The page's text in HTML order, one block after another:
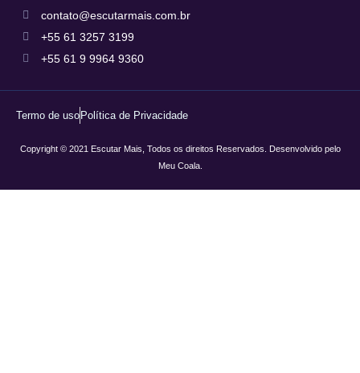
contato@escutarmais.com.br
+55 61 3257 3199
+55 61 9 9964 9360
Termo de usoPolítica de Privacidade
Copyright © 2021 Escutar Mais, Todos os direitos Reservados. Desenvolvido pelo
Meu Coala.